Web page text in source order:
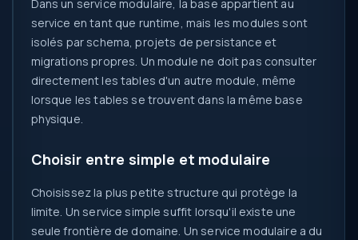
Dans un service modulaire, la base appartient au
service en tant que runtime, mais les modules sont
isolés par schema, projets de persistance et
migrations propres. Un module ne doit pas consulter
directement les tables d'un autre module, même
lorsque les tables se trouvent dans la même base
physique.
Choisir entre simple et modulaire
Choisissez la plus petite structure qui protège la
limite. Un service simple suffit lorsqu'il existe une
seule frontière de domaine. Un service modulaire a du